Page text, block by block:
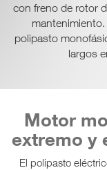
con freno de rotor
polipasto
largos
Motor
extremo y
El polipasto